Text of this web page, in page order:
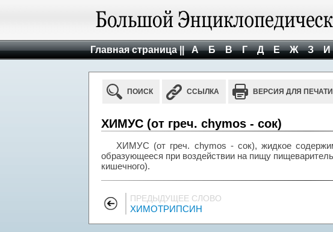
Главная страница || А Б В Г Д Е Ж З И
ПОИСК ССЫЛКА ВЕРСИЯ ДЛЯ ПЕЧАТИ
ХИМУС (от греч. chymos - сок)
ХИМУС (от греч. chymos - сок), жидкое
образующееся при воздействии на пищу
кишечного).
ПРЕДЫДУЩЕЕ СЛОВО
ХИМОТРИПСИН